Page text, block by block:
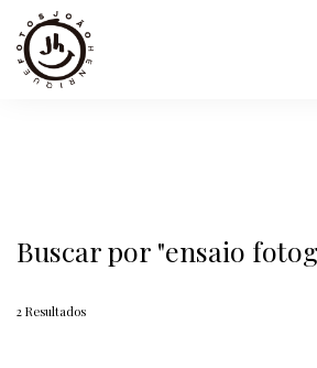
Buscar por "ensaio
2 Resultados